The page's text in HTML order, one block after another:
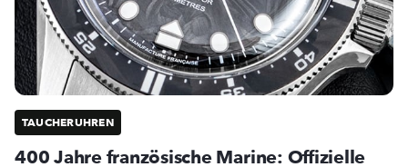
TAUCHERUHREN
400 Jahre französische Marine: Offizielle